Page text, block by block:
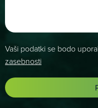
Vaši podatki se bodo
zasebnosti